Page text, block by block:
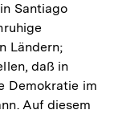
Santiago
Ländern;
daß in
Demokratie im
Auf diesem